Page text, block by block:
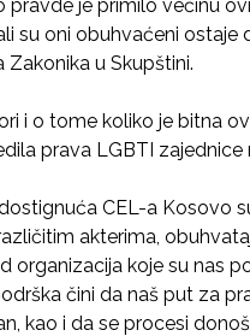
pravde je primilo većinu
su oni obuhvaćeni ostaje
Zakonika u Skupštini.
i o tome koliko je bitna
prava LGBTI zajednice
CEL-a Kosovo
akterima,
organizacija koje su nas
čini da naš put za
kao i da se procesi